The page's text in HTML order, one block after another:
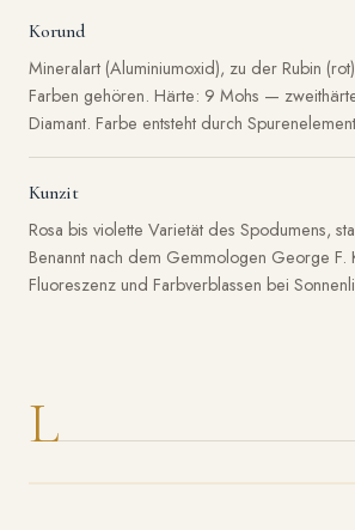
Korund
Mineralart (Aluminiumoxid), zu der Rubin
Farben gehören. Härte: 9 Mohs —
Diamant. Farbe entsteht durch
Kunzit
Rosa bis violette Varietät des Spodumens,
Benannt nach dem Gemmologen George F.
Fluoreszenz und Farbverblassen bei
L